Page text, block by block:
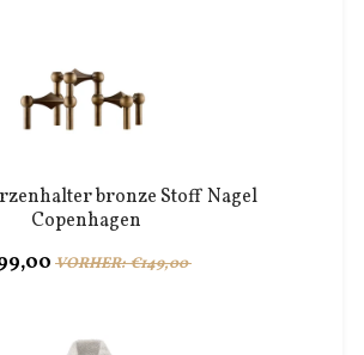
bronze Stoff Nagel
Copenhagen
VORHER: €149,00